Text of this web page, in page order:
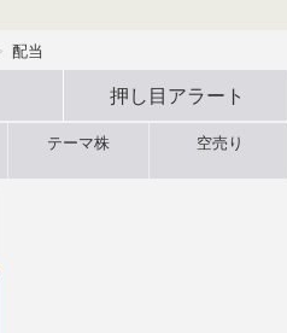
配当
押し目 アラート
テーマ株 空売り